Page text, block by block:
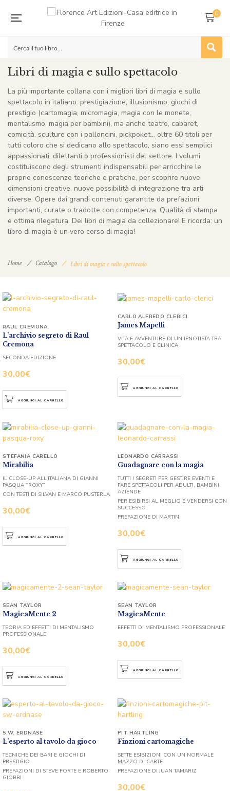
0
Libri di magia e sullo spettacolo
La più importante collana con i migliori libri di magia e sullo
spettacolo in italiano: prestigiazione, illusionismo, giochi di
prestigio (cartomagia, micromagia, magia con le monete,
mentalismo, magia per bambini), ma anche teatro, cabaret,
comicità, sculture con i palloncini, pickpoket… oltre 60 titoli per
tutti coloro che si dedicano allo spettacolo, siano essi semplici
appassionati, dilettanti o professionisti del settore. I volumi
costituiscono degli strumenti indispensabili per arricchire le
proprie conoscenze teoriche e pratiche, per scoprire nuove
dimensioni creative, nuove possibilità di integrazione tra arti
diverse. Opere dai grandi contenuti garantite da prefazioni
importanti, curate o tradotte con competenza. Qualità di stampa
e ottima rilegatura. Dei libri di magia da collezionare! E ricorda: un
libro di magia è un vero corso di magia!
Home Catalogo Libri di magia e sullo spettacolo
L’archivio segreto di Raul
Cremona
30,00€
RAUL CREMONA
SECONDA EDIZIONE
AGGIUNGI AL CARRELLO
James Mapelli
30,00€
CARLO ALFREDO CLERICI
VITA E AVVENTURE DI UN IPNOTISTA TRA
SPETTACOLO E CLINICA
AGGIUNGI AL CARRELLO
Mirabilia
30,00€
STEFANIA CARELLO
IL CLOSE-UP ALL’ITALIANA DI GIANNI
PASQUA “ROXY”
CON TESTI DI SILVAN E MARCO PUSTERLA
AGGIUNGI AL CARRELLO
Guadagnare con la magia
30,00€
LEONARDO CARRASSI
TUTTI I SEGRETI PER GESTIRE EVENTI E
FARE SPETTACOLI PER ADULTI, BAMBINI,
AZIENDE
PER ESIBIRSI AL MEGLIO E VENDERSI CON
SUCCESSO
PREFAZIONE DI MARTIN
AGGIUNGI AL CARRELLO
MagicaMente 2
30,00€
SEAN TAYLOR
TEORIA ED EFFETTI DI MENTALISMO
PROFESSIONALE
AGGIUNGI AL CARRELLO
MagicaMente
30,00€
SEAN TAYLOR
EFFETTI DI MENTALISMO PROFESSIONALE
AGGIUNGI AL CARRELLO
L’esperto al tavolo da gioco
S.W. ERDNASE
TECNICHE DEI BARI E GIOCHI DI
PRESTIGIO
PREFAZIONI DI STEVE FORTE E ROBERTO
GIOBBI
Finzioni cartomagiche
30,00€
PIT HARTLING
SETTE ESIBIZIONI CON UN NORMALE
MAZZO DI CARTE
PREFAZIONE DI JUAN TAMARIZ